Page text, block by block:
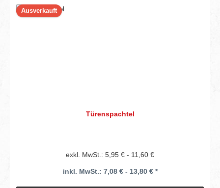
Ausverkauft
Türenspachtel
exkl. MwSt.: 5,95 € - 11,60 €
inkl. MwSt.: 7,08 € - 13,80 € *